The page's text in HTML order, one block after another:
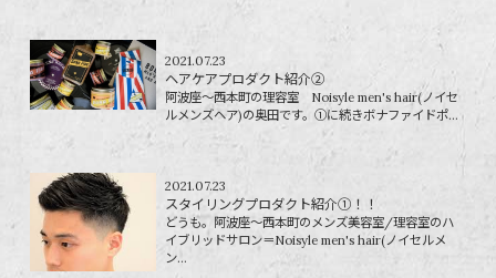
2021.07.23
ヘアケアプロダクト紹介②
阿波座～西本町の理容室 Noisyle men's hair(ノイセ
ルメンズヘア)の奥田です。①に続きボナファイドポ...
2021.07.23
スタイリングプロダクト紹介①！！
どうも。阿波座～西本町のメンズ美容室/理容室のハ
イブリッドサロン＝Noisyle men's hair(ノイセルメ
ン...